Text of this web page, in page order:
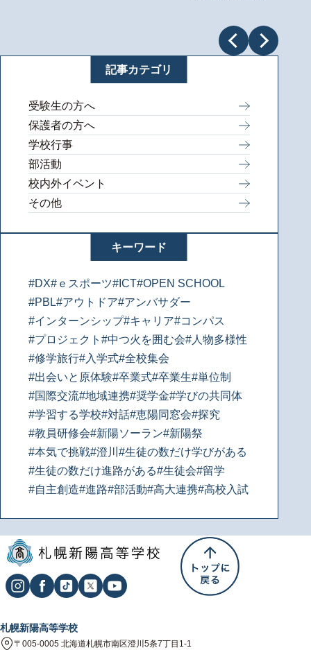
記事カテゴリ
受験生の方へ
保護者の方へ
学校行事
部活動
校内外イベント
その他
キーワード
#DX#ｅスポーツ#ICT#OPEN SCHOOL
#PBL#アウトドア#アンバサダー
#インターンシップ#キャリア#コンパス
#プロジェクト #中つ火を囲む会#人物多様性
#修学旅行#入学式#全校集会
#出会いと原体験#卒業式#卒業生#単位制
#国際交流#地域連携#奨学金#学びの共同体
#学習する学校#対話#恵陽同窓会#探究
#教員研修会#新陽ソーラン#新陽祭
#本気で挑戦#澄川 #生徒の数だけ学びがある
#生徒の数だけ進路がある#生徒会#留学
#自主創造#進路#部活動#高大連携#高校入試
札幌新陽高等学校
〒005-0005 北海道札幌市南区澄川5条7丁目1-1